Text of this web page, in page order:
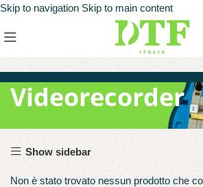
Skip to navigation Skip to main content
Videorecorder
Show sidebar
Non è stato trovato nessun prodotto che